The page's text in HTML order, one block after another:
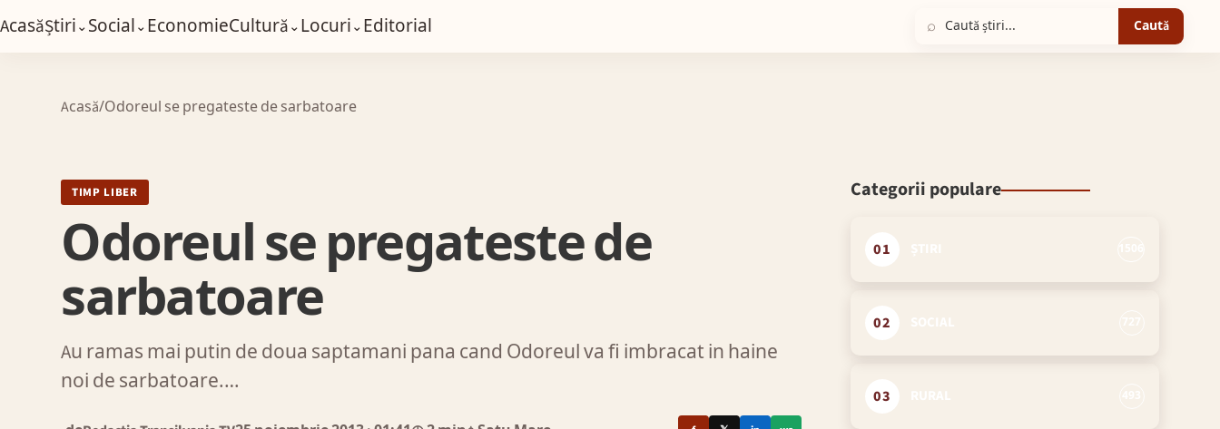
AcasăȘtiri⌄Social⌄EconomieCultură⌄Locuri⌄Editorial ⌕ Caută
Acasă/Odoreul se pregateste de sarbatoare
TIMP LIBER
Odoreul se pregateste de
sarbatoare
Au ramas mai putin de doua saptamani pana cand Odoreul va fi imbracat in haine
noi de sarbatoare.…
Categorii populare
01
02
03